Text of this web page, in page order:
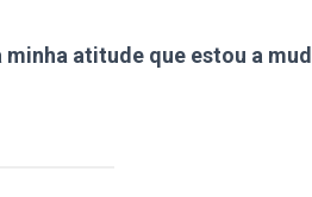
atitude que estou a